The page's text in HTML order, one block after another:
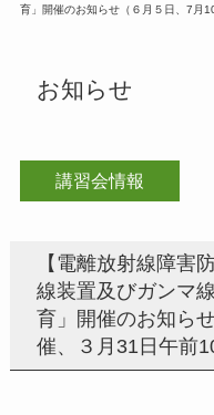
育」開催のお知らせ（６月５日、7月
お知らせ
講習会情報
【電離放射線障害
線装置及びガンマ
育」開催のお知ら
催、３月31日午前